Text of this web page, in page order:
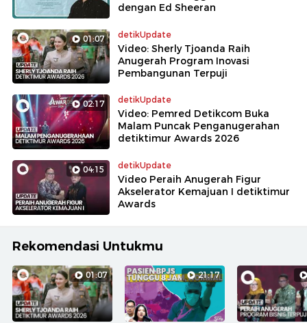
dengan Ed Sheeran
01:07 detikUpdate
Video: Sherly Tjoanda Raih
Anugerah Program Inovasi
Pembangunan Terpuji
02:17 detikUpdate
Video: Pemred Detikcom Buka
Malam Puncak Penganugerahan
detiktimur Awards 2026
04:15 detikUpdate
Video Peraih Anugerah Figur
Akselerator Kemajuan I detiktimur
Awards
Rekomendasi Untukmu
01:07 21:17